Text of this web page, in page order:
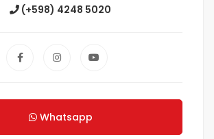
(+598) 4248 5020
Whatsapp